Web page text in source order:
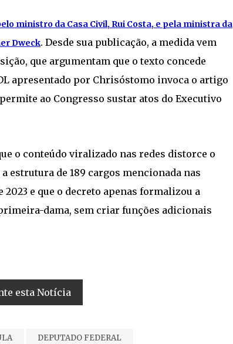
ministro da Casa Civil, Rui Costa, e pela ministra da
Dweck. Desde sua publicação, a medida vem
que argumentam que o texto concede
apresentado por Chrisóstomo invoca o artigo
ao Congresso sustar atos do Executivo
o conteúdo viralizado nas redes distorce o
estrutura de 189 cargos mencionada nas
e que o decreto apenas formalizou a
dama, sem criar funções adicionais
esta Notícia
DEPUTADO FEDERAL